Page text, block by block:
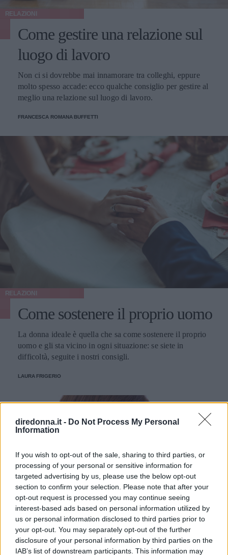
diredonna.it - Do Not Process My Personal
Information
If you wish to opt-out of the sale, sharing to third parties, or
processing of your personal or sensitive information for
targeted advertising by us, please use the below opt-out
section to confirm your selection. Please note that after your
opt-out request is processed you may continue seeing
interest-based ads based on personal information utilized by
us or personal information disclosed to third parties prior to
your opt-out. You may separately opt-out of the further
disclosure of your personal information by third parties on the
IAB’s list of downstream participants. This information may
RELAZIONI
Come gestire una relazione sul
luogo di lavoro
Non ci si dovrebbe mai innamorare tra colleghi, eppure
molto spesso accade: ecco qualche consiglio per gestire al
meglio una relazione sul luogo di lavoro.
FRANCESCA ROMANA BUFFETTI
RELAZIONI
Come sostenere il proprio uomo
La donna ideale è quella che sa come sostenere il proprio
uomo e gli sta vicino in ogni situazione: se siete in
difficoltà, seguite i nostri consigli.
LAURA FRIGERIO
MAMMA
Liti in ufficio? Le donne non